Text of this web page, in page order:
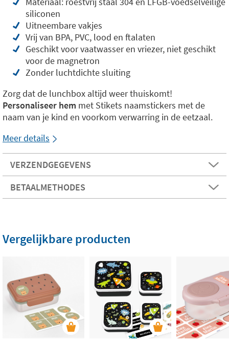
siliconen
Uitneembare vakjes
Vrij van BPA, PVC, lood en ftalaten
Geschikt voor vaatwasser en vriezer, niet geschikt
voor de magnetron
Zonder luchtdichte sluiting
Zorg dat de lunchbox altijd weer thuiskomt!
Personaliseer hem met Stikets naamstickers met de
naam van je kind en voorkom verwarring in de eetzaal.
Meer details
VERZENDGEGEVENS
BETAALMETHODES
Vergelijkbare producten